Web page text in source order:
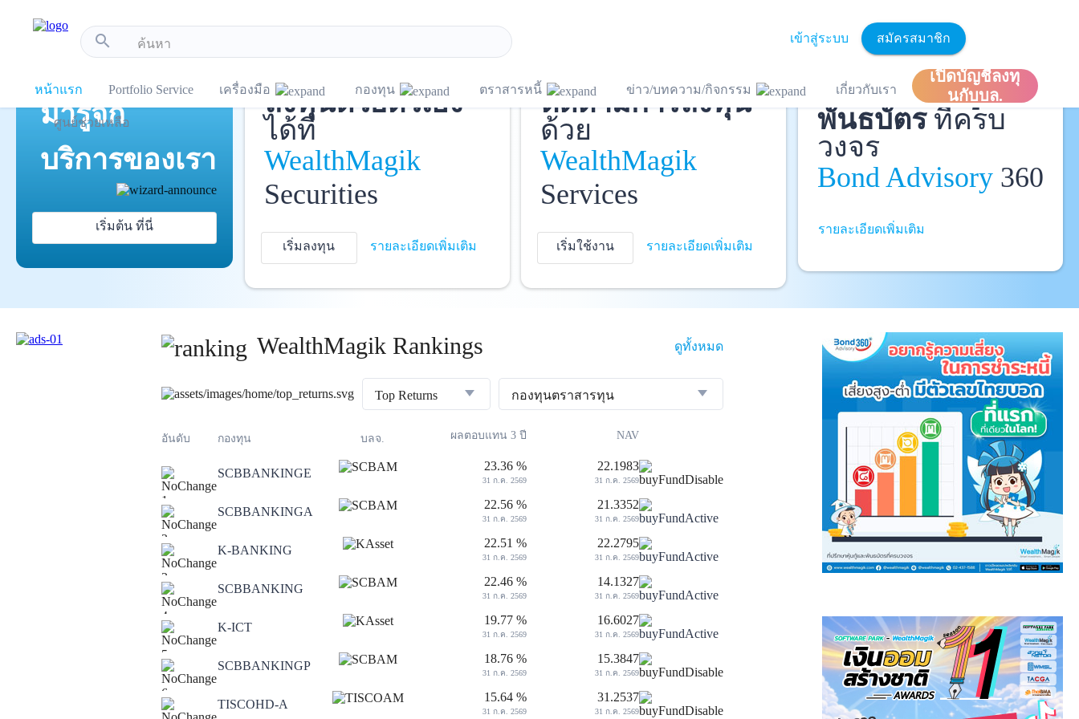
search เข้าสู่ระบบ สมัครสมาชิก
หน้าแรก Portfolio Service เครื่องมือ กองทุน ตราสารหนี้ ข่าว/บทความ/กิจกรรม เกี่ยวกับเรา
ศูนย์ช่วยเหลือ
เปิดบัญชีลงทุ
นกับบล.
มารู้จัก
บริการของเรา
เริ่มต้น ที่นี่
เปิดบัญชี
และ
ลงทุนด้วยตัวเอง
ได้ที่
WealthMagik
Securities
เริ่มลงทุน รายละเอียดเพิ่มเติม
บันทึกพอร์ต
และ
ติดตามการลงทุน
ด้วย
WealthMagik
Services
เริ่มใช้งาน รายละเอียดเพิ่มเติม
ที่ปรึกษาหุ้นกู้และ
พันธบัตรที่ครบ
วงจร
Bond Advisory360
รายละเอียดเพิ่มเติม
WealthMagik Rankings ดูทั้งหมด
Top Returns กองทุนตราสารทุน
อันดับ กองทุน บลจ. ผลตอบแทน 3 ปี NAV
1
SCBBANKINGE
23.36 %
31 ก.ค. 2569
22.1983
31 ก.ค. 2569
2
SCBBANKINGA
22.56 %
31 ก.ค. 2569
21.3352
31 ก.ค. 2569
3
K-BANKING
22.51 %
31 ก.ค. 2569
22.2795
31 ก.ค. 2569
4
SCBBANKING
22.46 %
31 ก.ค. 2569
14.1327
31 ก.ค. 2569
5
K-ICT
19.77 %
31 ก.ค. 2569
16.6027
31 ก.ค. 2569
6
SCBBANKINGP
18.76 %
31 ก.ค. 2569
15.3847
31 ก.ค. 2569
TISCOHD-A
15.64 %
31 ก.ค. 2569
31.2537
31 ก.ค. 2569